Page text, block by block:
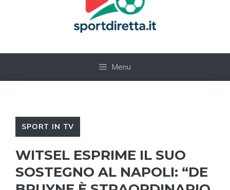
Menu
SPORT IN TV
WITSEL ESPRIME IL SUO
SOSTEGNO AL NAPOLI: “DE